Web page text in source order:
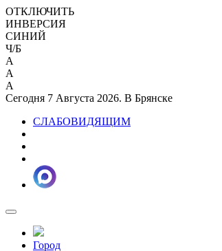
ОТКЛЮЧИТЬ
ИНВЕРСИЯ
СИНИЙ
Ч/Б
A
A
A
Сегодня 7 Августа 2026. В Брянске
СЛАБОВИДЯЩИМ
Город